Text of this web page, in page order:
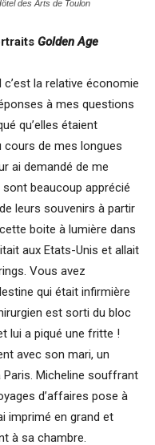
des Arts de Toulon
Golden Age
c’est la relative économie
à mes questions
qu’elles étaient
de mes longues
ai demandé de me
beaucoup apprécié
leurs souvenirs à partir
boite à lumière dans
aux Etats-Unis et allait
Vous avez
qui était infirmière
est sorti du bloc
lui a piqué une fritte !
avec son mari, un
Micheline souffrant
d’affaires pose à
imprimé en grand et
à sa chambre.